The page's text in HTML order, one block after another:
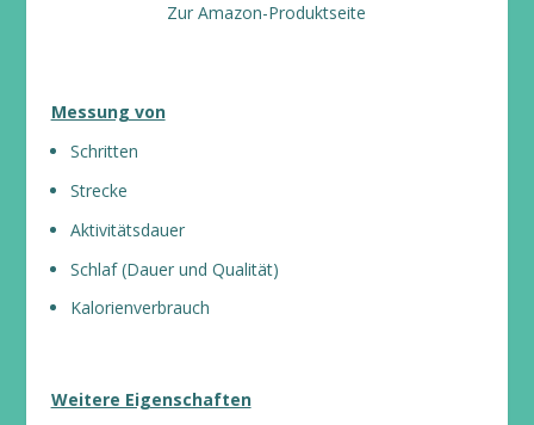
Zur Amazon-Produktseite
Messung von
Schritten
Strecke
Aktivitätsdauer
Schlaf (Dauer und Qualität)
Kalorienverbrauch
Weitere Eigenschaften